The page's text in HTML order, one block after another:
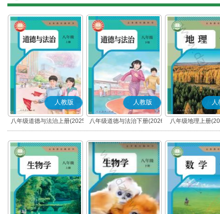
人教版
八年级道德与法治上册(2025
秋版)(部编版)
人教版
八年级道德与法治下册(2026
春版)(部编版)
人
八年级地理上册